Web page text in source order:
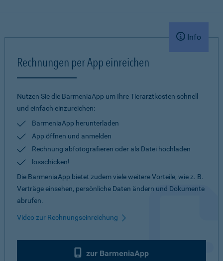
Info
Rechnungen per App einreichen
Nutzen Sie die BarmeniaApp um Ihre Tierarztkosten schnell
und einfach einzureichen:
BarmeniaApp herunterladen
App öffnen und anmelden
Rechnung abfotografieren oder als Datei hochladen
losschicken!
Die BarmeniaApp bietet zudem viele weitere Vorteile, wie z. B.
Verträge einsehen, persönliche Daten ändern und Dokumente
abrufen.
Video zur Rechnungseinreichung
zur BarmeniaApp